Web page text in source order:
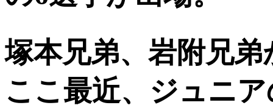
塚本兄弟、岩附兄
ここ最近、ジュニ